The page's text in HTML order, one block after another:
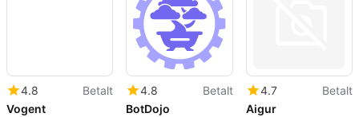
4.8
Betalt
Vogent
4.8
Betalt
BotDojo
4.7
Betalt
Aigur